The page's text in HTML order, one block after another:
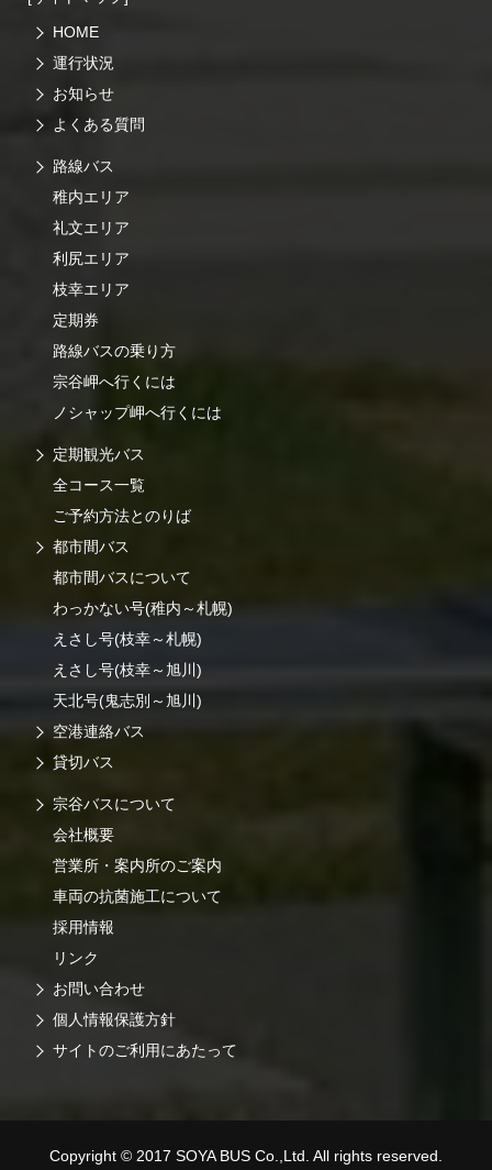
HOME
運行状況
お知らせ
よくある質問
路線バス
稚内エリア
礼文エリア
利尻エリア
枝幸エリア
定期券
路線バスの乗り方
宗谷岬へ行くには
ノシャップ岬へ行くには
定期観光バス
全コース一覧
ご予約方法とのりば
都市間バス
都市間バスについて
わっかない号(稚内～札幌)
えさし号(枝幸～札幌)
えさし号(枝幸～旭川)
天北号(鬼志別～旭川)
空港連絡バス
貸切バス
宗谷バスについて
会社概要
営業所・案内所のご案内
車両の抗菌施工について
採用情報
リンク
お問い合わせ
個人情報保護方針
サイトのご利用にあたって
Copyright © 2017 SOYA BUS Co.,Ltd. All rights reserved.